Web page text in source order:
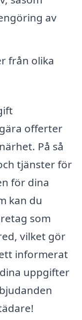
av
från olika
offerter
På så
tjänster för
för dina
kan du
som
vilket gör
informerat
uppgifter